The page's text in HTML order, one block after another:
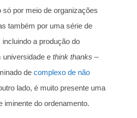
só por meio de organizações
também por uma série de
a produção do
universidade e think thanks –
de complexo de não
lado, é muito presente uma
iminente do ordenamento.